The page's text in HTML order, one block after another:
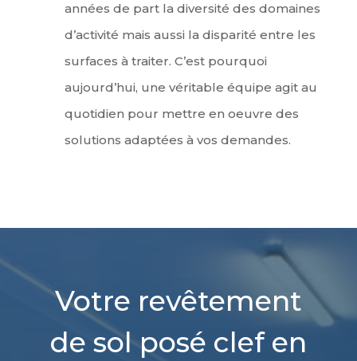
années de part la diversité des domaines
d’activité mais aussi la disparité entre les
surfaces à traiter. C’est pourquoi
aujourd’hui, une véritable équipe agit au
quotidien pour mettre en oeuvre des
solutions adaptées à vos demandes.
Votre revêtement
de sol posé clef en